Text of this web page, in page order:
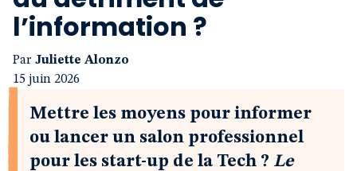
l’information ?
Par Juliette Alonzo
15 juin 2026
Mettre les moyens pour informer
ou lancer un salon professionnel
pour les start-up de la Tech ? Le